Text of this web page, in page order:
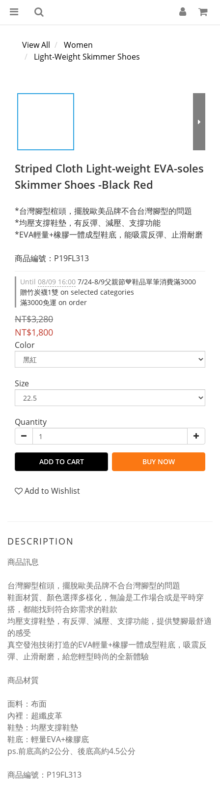
View All
Women
Light-Weight Skimmer Shoes
Striped Cloth Light-weight EVA-soles
Skimmer Shoes -Black Red
*台灣腳型楦頭，擺脫歐美品牌不合台灣腳型的問題
*均壓支撐鞋墊，有反彈、減壓、支撐功能
*EVA輕量+橡膠一體成型鞋底，能吸震反彈、止滑耐磨
商品編號：P19FL313
Until 08/09 16:00 7/24-8/9父親節💙鞋品單筆消費滿3000
贈竹炭襪1雙 on selected categories
滿3000免運 on order
NT$3,280
NT$1,800
Color
Size
Quantity
ADD TO CART BUY NOW
Add to Wishlist
DESCRIPTION
商品訊息
台灣腳型楦頭，擺脫歐美品牌不合台灣腳型的問題
鞋面材質、顏色選擇多樣化，無論是工作場合或是平時穿
搭，都能找到符合妳需求的鞋款
均壓支撐鞋墊，有反彈、減壓、支撐功能，提供雙腳最舒適
的感受
真空發泡技術打造的EVA輕量+橡膠一體成型鞋底，吸震反
彈、止滑耐磨，給您輕型時尚的全新體驗
商品材質
面料：布面
內裡：超纖皮革
鞋墊：均壓支撐鞋墊
鞋底：輕量EVA+橡膠底
ps.前底高約2公分、後底高約4.5公分
商品編號：P19FL313